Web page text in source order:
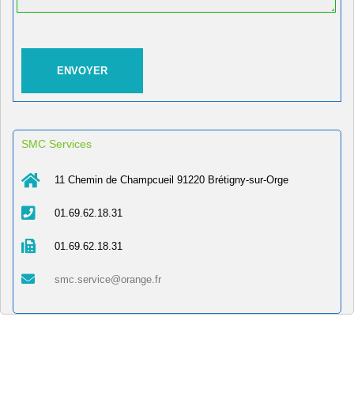
SMC Services
11 Chemin de Champcueil 91220 Brétigny-sur-Orge
01.69.62.18.31
01.69.62.18.31
smc.service@orange.fr